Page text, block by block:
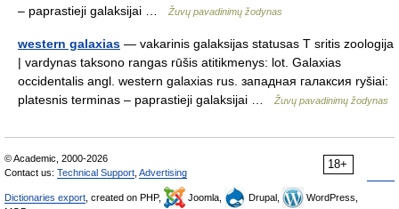
– paprastieji galaksijai …
Žuvų pavadinimų žodynas
western galaxias — vakarinis galaksijas statusas T sritis zoologija
| vardynas taksono rangas rūšis atitikmenys: lot. Galaxias
occidentalis angl. western galaxias rus. западная галаксия ryšiai:
platesnis terminas – paprastieji galaksijai …
Žuvų pavadinimų žodynas
18+
© Academic, 2000-2026
Contact us: Technical Support Advertising
Dictionaries export , created on PHP, Joomla, Drupal,
WordPress,